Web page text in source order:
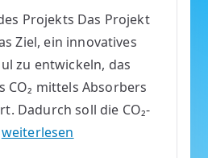
i
n
m
A
l
Projekts Das Projekt
Ziel, ein innovatives
zu entwickeln, das
CO₂ mittels Absorbers
Dadurch soll die CO₂-
P
weiterlesen